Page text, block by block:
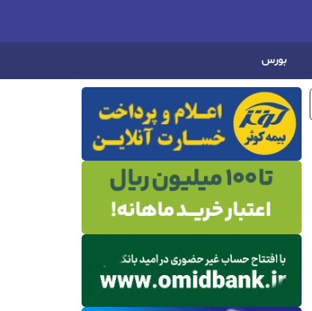
بورس